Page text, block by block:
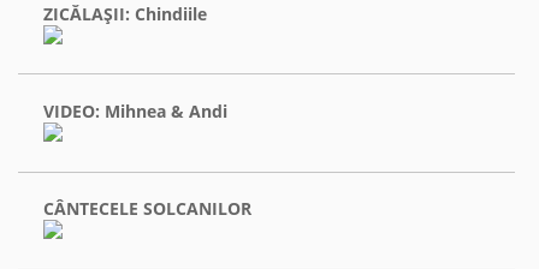
ZICĂLAŞII: Chindiile
VIDEO: Mihnea & Andi
CÂNTECELE SOLCANILOR